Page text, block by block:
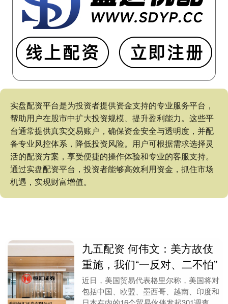
实盘配资平台是为投资者提供资金支持的专业服务平台，
帮助用户在股市中扩大投资规模、提升盈利能力。这些平
台通常提供真实交易账户，确保资金安全与透明度，并配
备专业风控体系，降低投资风险。用户可根据需求选择灵
活的配资方案，享受便捷的操作体验和专业的客服支持。
通过实盘配资平台，投资者能够高效利用资金，抓住市场
机遇，实现财富增值。
九五配资 何伟文：美方故伎
重施，我们“一反对、二不怕”
近日，美国贸易代表格里尔称，美国将对
包括中国、欧盟、墨西哥、越南、印度和